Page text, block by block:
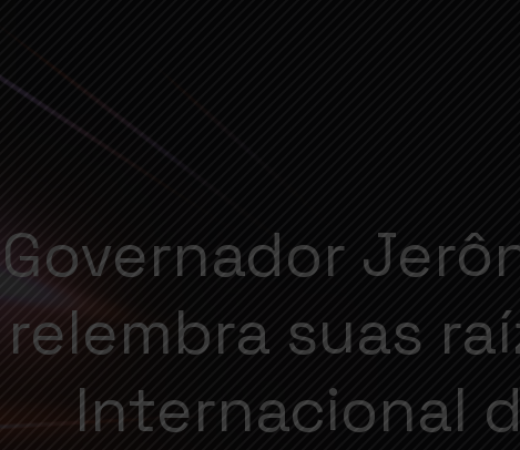
Governador
relembra suas
Internacional